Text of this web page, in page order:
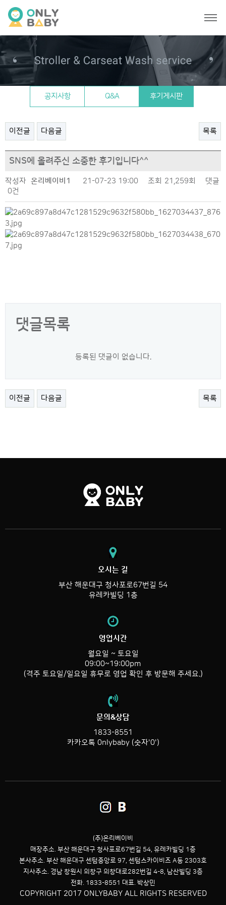
공지사항 Q&A 후기게시판
이전글 다음글 목록
SNS에 올려주신 소중한 후기입니다^^
작성자 온리베이비1 21-07-23 19:00 조회 21,259회
댓글
0건
댓글목록
등록된 댓글이 없습니다.
이전글 다음글 목록
오시는 길
부산 해운대구 청사포로67번길 54
유레카빌딩 1층
영업시간
월요일 ~ 토요일
09:00~19:00pm
(격주 토요일/일요일 휴무로 영업 확인 후 방문해 주세요.)
문의&상담
1833-8551
카카오톡 0nlybaby (숫자'0')
(주)온리베이비
매장주소. 부산 해운대구 청사포로67번길 54, 유레카빌딩 1층
본사주소. 부산 해운대구 센텀중앙로 97, 센텀스카이비즈 A동 2303호
지사주소. 경남 창원시 의창구 의창대로282번길 4-8, 남산빌딩 3층
전화. 1833-8551 대표. 박상민
COPYRIGHT 2017 ONLYBABY ALL RIGHTS RESERVED